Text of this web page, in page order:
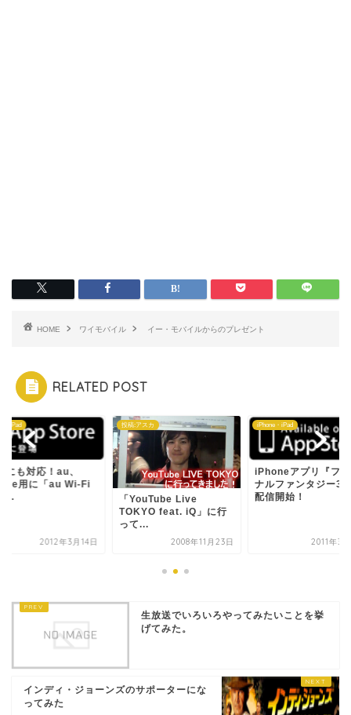
HOME ワイモバイル イー・モバイルからのプレゼント
RELATED POST
・iPad
にも対応！au、
用に「au Wi-Fi
2012年3月14日
投稿:アスカ
「YouTube Live
TOKYO feat. iQ」に行
って...
2008年11月23日
iPhone・iPad
iPhoneアプリ『フ
ナルファンタジー3
配信開始！
2011年3
生放送でいろいろやってみたいことを挙
げてみた。
インディ・ジョーンズのサポーターにな
ってみた